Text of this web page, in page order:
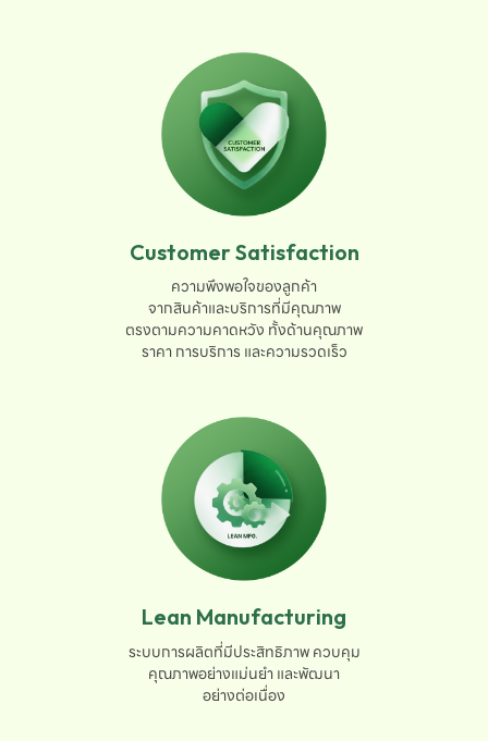
Customer Satisfaction
ความพึงพอใจของลูกค้า
จากสินค้าและบริการที่มีคุณภาพ
ตรงตามความคาดหวัง ทั้งด้านคุณภาพ
ราคา การบริการ และความรวดเร็ว
Lean Manufacturing
ระบบการผลิตที่มีประสิทธิภาพ ควบคุม
คุณภาพอย่างแม่นยำ และพัฒนา
อย่างต่อเนื่อง